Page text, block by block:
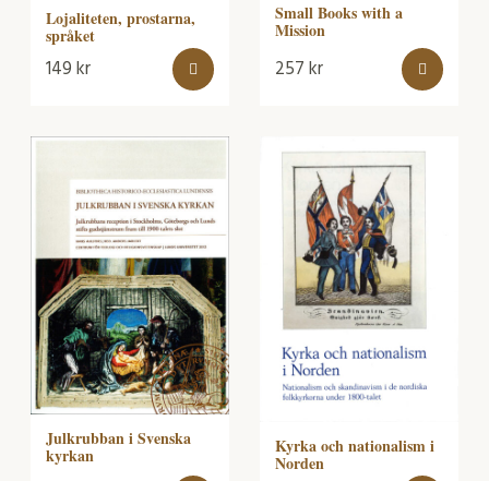
Lojaliteten, prostarna,
språket
149kr
Small Books with a
Mission
257kr
Julkrubban i Svenska
kyrkan Kyrka och nationalism i
Norden